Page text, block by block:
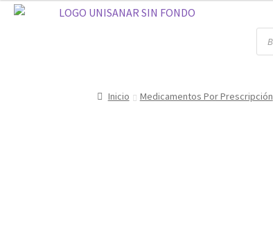
Inicio Medicamentos Por Prescripción